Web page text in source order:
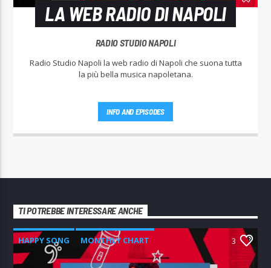
LA WEB RADIO DI NAPOLI
RADIO STUDIO NAPOLI
Radio Studio Napoli la web radio di Napoli che suona tutta
la più bella musica napoletana.
INFO AND EPISODES
TI POTREBBE INTERESSARE ANCHE
HAPPY SONG
MONTHLY CHART
SUMMER CHART
TECH HOUSE
3